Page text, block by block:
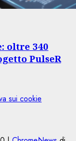
oltre 340
PulseR
sui cookie